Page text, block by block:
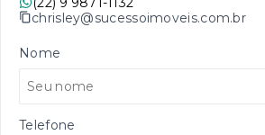
chrisley@sucessoimoveis.com.br
Nome
Telefone